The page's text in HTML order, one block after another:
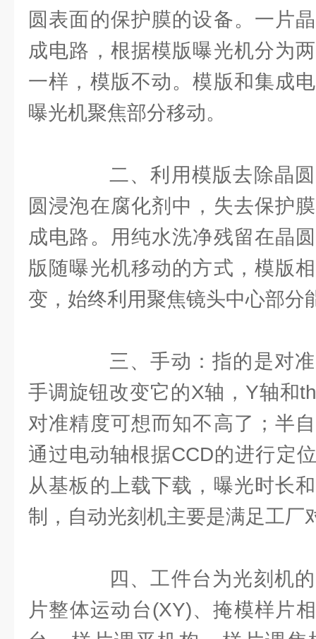
圆表面的保护膜的设备。一片
成电路，根据模版曝光机分为
一样，模版不动。模版和集成
曝光机聚焦部分移动。
二、利用模版去除晶圆
圆浸泡在腐化剂中，失去保护
成电路。用纯水洗净残留在晶
版随曝光机移动的方式，模版
变，始终利用聚焦镜头中心部分
三、手动：指的是对准
手调旋钮改变它的X轴，Y轴和
对准精度可想而知不高了；半
通过电动轴根据CCD的进行定
从基板的上载下载，曝光时长
制，自动光刻机主要是满足工厂
四、工件台为光刻机的
片整体运动台(XY)、掩模样片